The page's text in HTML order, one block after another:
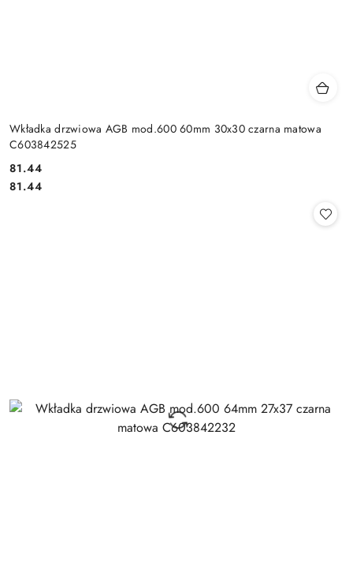
Wkładka drzwiowa AGB mod.600 60mm 30x30 czarna matowa
C603842525
Cena:
81.44
Cena:
81.44